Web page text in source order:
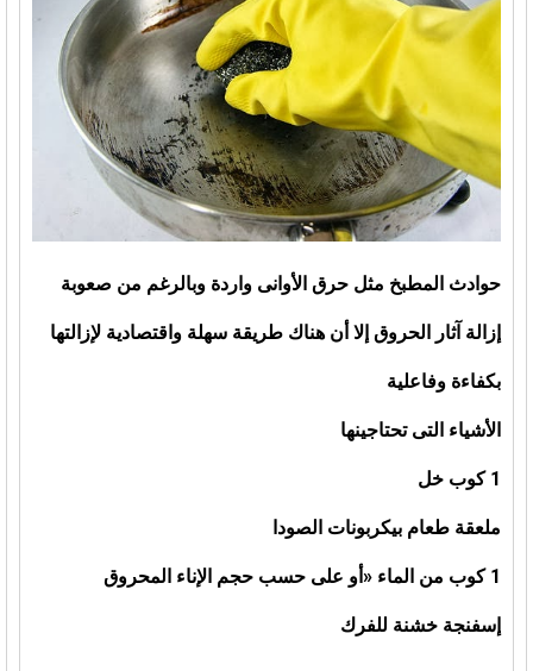
حوادث المطبخ مثل حرق الأوانى واردة وبالرغم من صعوبة
إزالة آثار الحروق إلا أن هناك طريقة سهلة واقتصادية لإزالتها
بكفاءة وفاعلية
الأشياء التى تحتاجينها
1 كوب خل
ملعقة طعام بيكربونات الصودا
1 كوب من الماء «أو على حسب حجم الإناء المحروق
إسفنجة خشنة للفرك